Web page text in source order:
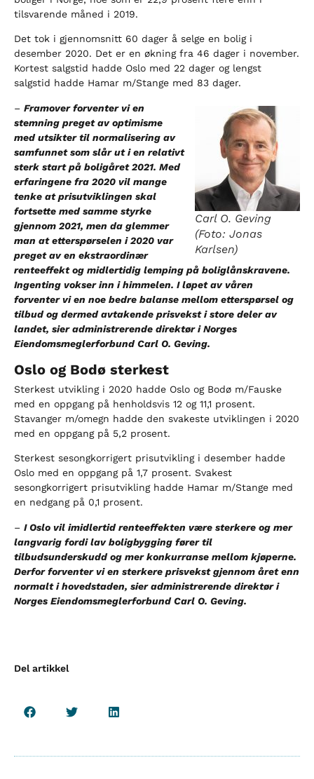
tilsvarende måned i 2019.
Det tok i gjennomsnitt 60 dager å selge en bolig i
desember 2020. Det er en økning fra 46 dager i november.
Kortest salgstid hadde Oslo med 22 dager og lengst
salgstid hadde Hamar m/Stange med 83 dager.
Carl O. Geving
(Foto: Jonas
Karlsen)
– Framover forventer vi en
stemning preget av optimisme
med utsikter til normalisering av
samfunnet som slår ut i en relativt
sterk start på boligåret 2021. Med
erfaringene fra 2020 vil mange
tenke at prisutviklingen skal
fortsette med samme styrke
gjennom 2021, men da glemmer
man at etterspørselen i 2020 var
preget av en ekstraordinær
renteeffekt og midlertidig lemping på boliglånskravene.
Ingenting vokser inn i himmelen. I løpet av våren
forventer vi en noe bedre balanse mellom etterspørsel og
tilbud og dermed avtakende prisvekst i store deler av
landet, sier administrerende direktør i Norges
Eiendomsmeglerforbund Carl O. Geving.
Oslo og Bodø sterkest
Sterkest utvikling i 2020 hadde Oslo og Bodø m/Fauske
med en oppgang på henholdsvis 12 og 11,1 prosent.
Stavanger m/omegn hadde den svakeste utviklingen i 2020
med en oppgang på 5,2 prosent.
Sterkest sesongkorrigert prisutvikling i desember hadde
Oslo med en oppgang på 1,7 prosent. Svakest
sesongkorrigert prisutvikling hadde Hamar m/Stange med
en nedgang på 0,1 prosent.
– I Oslo vil imidlertid renteeffekten være sterkere og mer
langvarig fordi lav boligbygging fører til
tilbudsunderskudd og mer konkurranse mellom kjøperne.
Derfor forventer vi en sterkere prisvekst gjennom året enn
normalt i hovedstaden, sier administrerende direktør i
Norges Eiendomsmeglerforbund Carl O. Geving.
Del artikkel